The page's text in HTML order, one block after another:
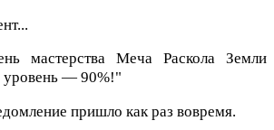
мастерства Меча Раскола Земли
— 90%!"
пришло как раз вовремя.